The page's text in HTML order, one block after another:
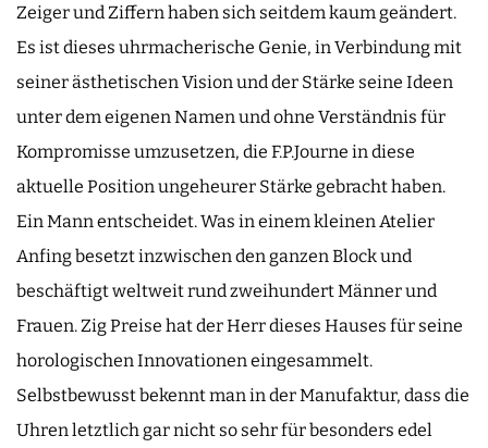
Zeiger und Ziffern haben sich seitdem kaum geändert.
Es ist dieses uhrmacherische Genie, in Verbindung mit
seiner ästhetischen Vision und der Stärke seine Ideen
unter dem eigenen Namen und ohne Verständnis für
Kompromisse umzusetzen, die F.P.Journe in diese
aktuelle Position ungeheurer Stärke gebracht haben.
Ein Mann entscheidet. Was in einem kleinen Atelier
Anfing besetzt inzwischen den ganzen Block und
beschäftigt weltweit rund zweihundert Männer und
Frauen. Zig Preise hat der Herr dieses Hauses für seine
horologischen Innovationen eingesammelt.
Selbstbewusst bekennt man in der Manufaktur, dass die
Uhren letztlich gar nicht so sehr für besonders edel